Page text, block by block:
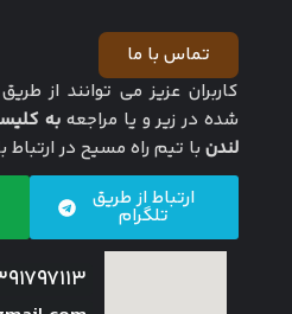
تماس با ما
کاربران عزیز می توانند از
شده در زیر و یا مراجعه به
لندن با تیم راه مسیح در ارتباط
ارتباط از طریق
تلگرام